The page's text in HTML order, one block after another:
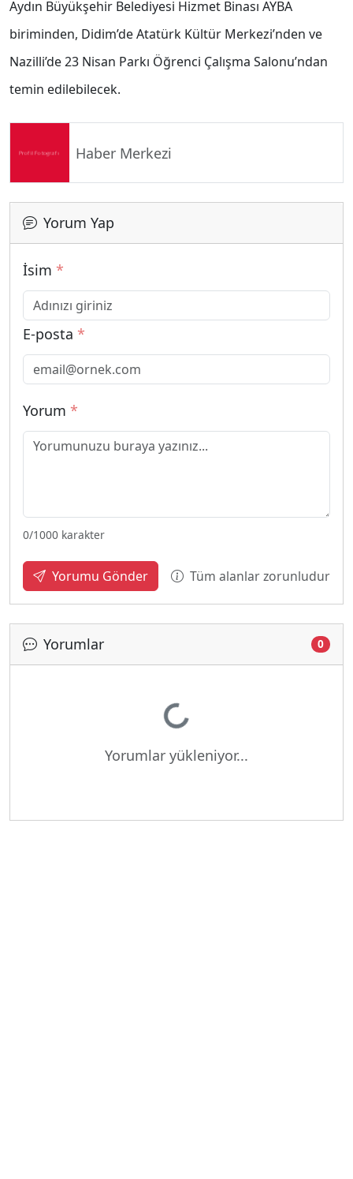
Aydın Büyükşehir Belediyesi Hizmet Binası AYBA
biriminden, Didim’de Atatürk Kültür Merkezi’nden ve
Nazilli’de 23 Nisan Parkı Öğrenci Çalışma Salonu’ndan
temin edilebilecek.
Haber Merkezi
Yorum Yap
İsim *
E-posta *
Yorum *
0/1000 karakter
Yorumu Gönder Tüm alanlar zorunludur
Yorumlar 0
Yükleniyor...
Yorumlar yükleniyor...